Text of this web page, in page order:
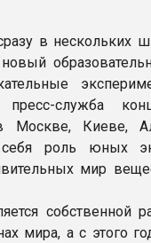
в нескольких
новый
пресс-служба
Москве, Киеве,
роль юных
мир
собственной
мира, а с этого